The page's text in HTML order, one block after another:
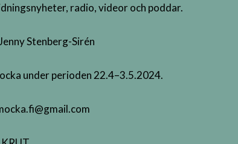
radio, videor och poddar.
Stenberg-Sirén
under perioden 22.4–3.5.2024.